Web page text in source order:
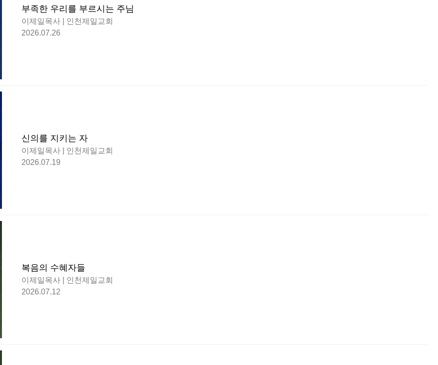
부족한 우리를 부르시는 주님
이제일목사 | 인천제일교회
2026.07.26
신의를 지키는 자
이제일목사 | 인천제일교회
2026.07.19
복음의 수혜자들
이제일목사 | 인천제일교회
2026.07.12